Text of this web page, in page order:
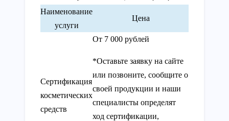
Наименование
услуги
Цена
Сертификация
косметических
средств
От 7 000 рублей
*Оставьте заявку на сайте
или позвоните, сообщите о
своей продукции и наши
специалисты определят
ход сертификации,